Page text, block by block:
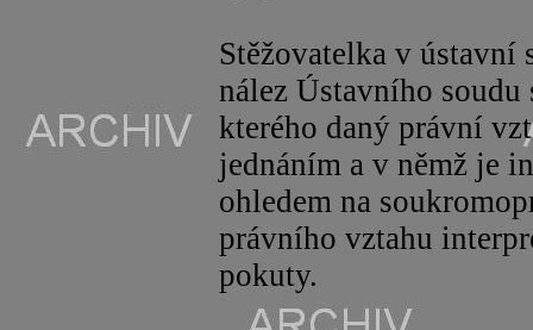
Stěžovatelka v ústavní
nález Ústavního soudu
kterého daný právní
jednáním a v němž je
ohledem na
právního vztahu
pokuty.